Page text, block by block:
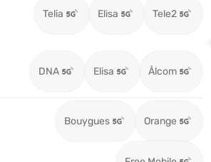
Telia Elisa Tele2
DNA Elisa Ålcom
Bouygues Orange